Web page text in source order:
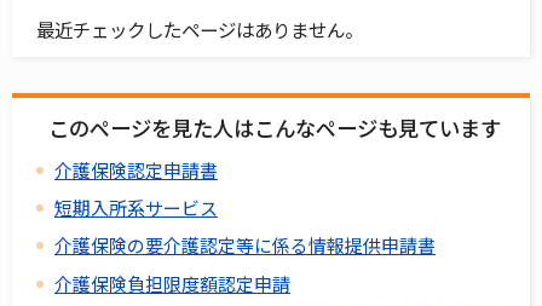
最近チェックしたページはありません。
このページを見た人はこんなページも見ています
介護保険認定申請書
短期入所系サービス
介護保険の要介護認定等に係る情報提供申請書
介護保険負担限度額認定申請